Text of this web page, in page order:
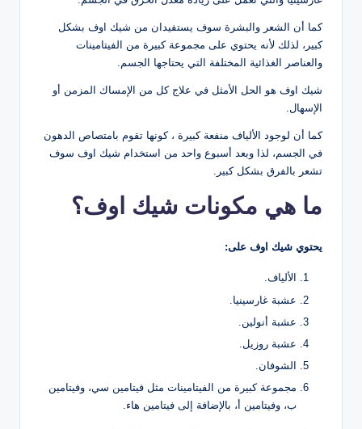
كما أن الشعر والبشرة سوف يستفيدان من شيك اوف بشكل
كبير، لذلك لأنه يحتوي على مجموعة كبيرة من الفيتامينات
والعناصر الغذائية المختلفة التي يحتاجها الجسم.
شيك اوف هو الحل الأمثل في علاج كل من الإمساك المزمن أو
الإسهال.
كما أن لوجود الألياف منفعة كبيرة ، كونها تقوم بامتصاص الدهون
في الجسم، لذا وبعد أسبوع واحد من استخدام شيك اوف سوف
تشعر بالفرق بشكل كبير.
ما هي مكونات شيك اوف؟
يحتوي شيك اوف على:
الألياف.
عشبة غارسينيا.
عشبة أنولين.
عشبة روزيل.
الشوفان.
مجموعة كبيرة من الفيتامينات مثل فيتامين سي، وفيتامين
ب، وفيتامين أ، بالإضافة إلى فيتامين هاء.